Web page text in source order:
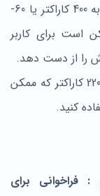
اگر داستان شما طولانی‌تر است آن را مرور و به 400 کاراکتر یا 60-
است برای کاربر
را از دست دهد.
واقعیت: اینستاگرام اجازه می‌دهد حداکثر از 2200 کاراکتر که ممکن
استفاده کنید.
: فراخوانی برای